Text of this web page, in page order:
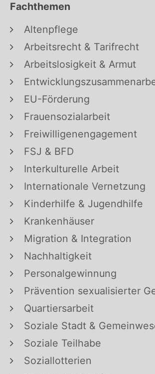
Fachthemen
Altenpflege
Arbeitsrecht & Tarifrecht
Arbeitslosigkeit & Armut
EU-Förderung
Frauensozialarbeit
Freiwilligenengagement
FSJ & BFD
Interkulturelle Arbeit
Internationale Vernetzung
Kinderhilfe & Jugendhilfe
Krankenhäuser
Migration & Integration
Nachhaltigkeit
Personalgewinnung
Prävention sexualisierter
Quartiersarbeit
Soziale Stadt &
Soziale Teilhabe
Soziallotterien